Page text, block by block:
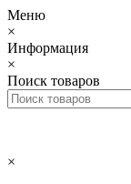
Меню
×
Информация
×
Поиск товаров
×